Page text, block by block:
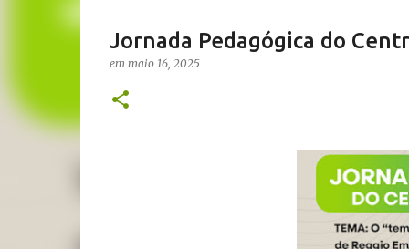
Jornada Pedagógica do
em maio 16, 2025